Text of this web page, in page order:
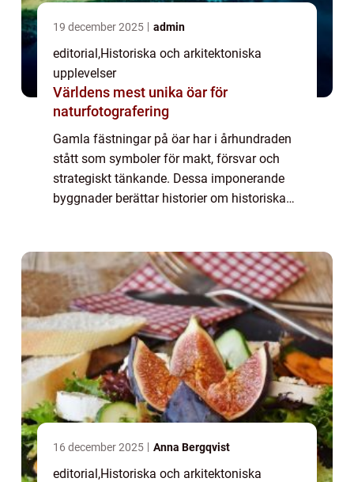
19 december 2025 admin
editorial,Historiska och arkitektoniska
upplevelser
Världens mest unika öar för
naturfotografering
Gamla fästningar på öar har i århundraden
stått som symboler för makt, försvar och
strategiskt tänkande. Dessa imponerande
byggnader berättar historier om historiska
16 december 2025 Anna Bergqvist
editorial,Historiska och arkitektoniska